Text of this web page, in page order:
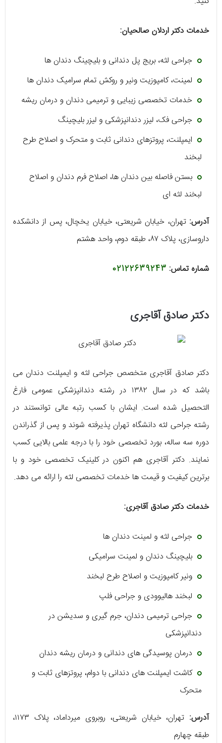
خدمات دکتر اردلان صالحیان:
جراحی لثه، بریج پل دندانی و بلیچینگ دندان‌ ها
لمینت، کامپوزیت ونیر و روکش تمام سرامیک دندان‌ ها
خدمات تخصصی زیبایی و ترمیمی دندان و درمان ریشه
جراحی فک، لیزر دندانپزشکی و لیزر بلیچینگ
ایمپلنت، پروتزهای دندانی ثابت و متحرک و اصلاح طرح
لبخند
بستن فاصله بین دندان‌ ها، اصلاح فرم دندان و اصلاح
لبخند لثه‌ ای
آدرس: تهران، خیابان شریعتی، خیابان یخچال، پس از دانشکده
داروسازی، پلاک ۸۷، طبقه دوم، واحد هشتم
شماره تماس: 02122639243
دکتر صادق آقاجری
دکتر صادق آقاجری متخصص جراحی لثه و ایمپلنت دندان می‌
باشد که در سال ۱۳۸۲ در رشته دندانپزشکی عمومی فارغ
التحصیل شده است. ایشان با کسب رتبه عالی توانستند در
رشته جراحی لثه دانشگاه تهران پذیرفته شوند و پس از گذراندن
دوره سه ساله، بورد تخصصی خود را با درجه علمی بالایی کسب
نمایند. دکتر آقاجری هم اکنون در کلینیک تخصصی خود و با
برترین کیفیت و قیمت‌ ها خدمات تخصصی لثه را ارائه می‌ دهد.
خدمات دکتر صادق آقاجری:
جراحی لثه و لمینت دندان‌ ها
بلیچینگ دندان و لمینت سرامیکی
ونیر کامپوزیت و اصلاح طرح لبخند
لبخند هالیوودی و جراحی فلپ
جراحی ترمیمی دندان، جرم‌ گیری و سدیشن در
دندانپزشکی
درمان پوسیدگی‌ های دندانی و درمان ریشه دندان
کاشت ایمپلنت‌ های دندانی با دوام، پروتز‌های ثابت و
متحرک
آدرس:
تهران، خیابان شریعتی، روبروی میرداماد، پلاک ۱۱۷۳،
طبقه چهارم